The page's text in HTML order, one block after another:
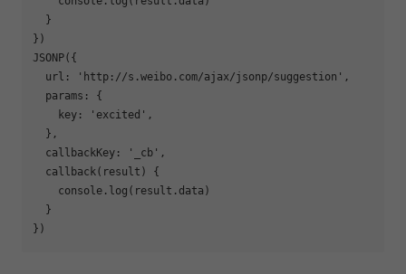
  }
})
JSONP({
  url: 'http://s.weibo.com/ajax/jsonp/suggestion',
  params: {
    key: 'excited',
  },
  callbackKey: '_cb',
  callback(result) {
    console.log(result.data)
  }